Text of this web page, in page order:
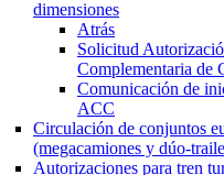
dimensiones
Atrás
Solicitud
Complementaria de
Comunicación de
ACC
Circulación de conjuntos
(megacamiones y dúo-
Autorizaciones para tren